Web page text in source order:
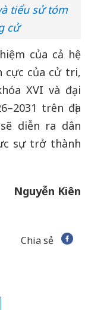
tiểu sử tóm
cử
của cả hệ
cực của cử tri,
XVI và đại
trên địa
diễn ra dân
sự trở thành
Nguyễn Kiên
Chia sẻ